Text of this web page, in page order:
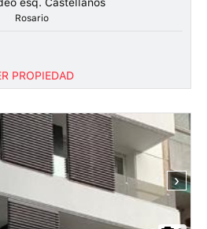
Rosario
PROPIEDAD
›